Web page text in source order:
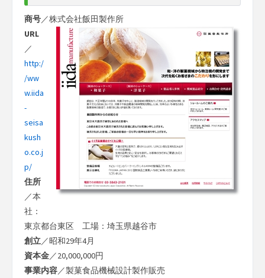
商号／株式会社飯田製作所
URL
／
http:/
/ww
w.iida
-
seisa
kush
o.co.j
p/
住所
／本
社：
東京都台東区 工場：埼玉県越谷市
創立／昭和29年4月
資本金／20,000,000円
事業内容／製菓食品機械設計製作販売